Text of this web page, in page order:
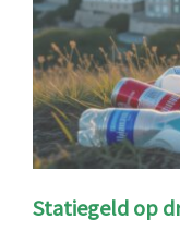
Statiegeld op